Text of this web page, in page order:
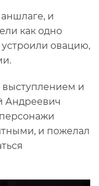
и
как одно
овацию,
и
Андреевич
и пожелал